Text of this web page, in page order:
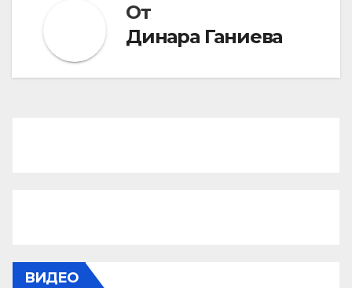
От
Динара Ганиева
ВИДЕО